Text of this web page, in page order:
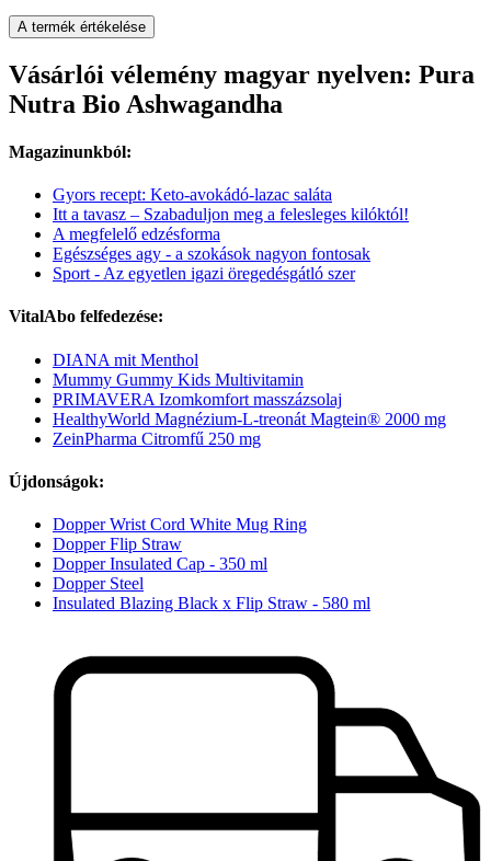
A termék értékelése
Vásárlói vélemény magyar nyelven: Pura
Nutra Bio Ashwagandha
Magazinunkból:
Gyors recept: Keto-avokádó-lazac saláta
Itt a tavasz – Szabaduljon meg a felesleges kilóktól!
A megfelelő edzésforma
Egészséges agy - a szokások nagyon fontosak
Sport - Az egyetlen igazi öregedésgátló szer
VitalAbo felfedezése:
DIANA mit Menthol
Mummy Gummy Kids Multivitamin
PRIMAVERA Izomkomfort masszázsolaj
HealthyWorld Magnézium-L-treonát Magtein® 2000 mg
ZeinPharma Citromfű 250 mg
Újdonságok:
Dopper Wrist Cord White Mug Ring
Dopper Flip Straw
Dopper Insulated Cap - 350 ml
Dopper Steel
Insulated Blazing Black x Flip Straw - 580 ml